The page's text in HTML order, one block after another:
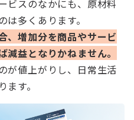
ビスのなかにも、原材料
多くあります。
、増加分を商品やサービ
益となりかねません。
が値上がりし、日常生活
す。